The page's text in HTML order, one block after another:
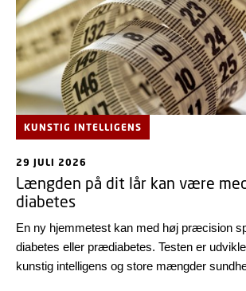
KUNSTIG INTELLIGENS
29 JULI 2026
Længden på dit lår kan være
diabetes
En ny hjemmetest kan med høj præcision
diabetes eller prædiabetes. Testen er
kunstig intelligens og store mængder